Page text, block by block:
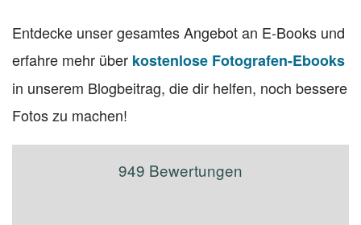
Entdecke unser gesamtes Angebot an E-Books und
erfahre mehr über kostenlose Fotografen-Ebooks
in unserem Blogbeitrag, die dir helfen, noch bessere
Fotos zu machen!
949 Bewertungen